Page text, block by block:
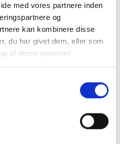
med vores partnere inden
og
kan kombinere disse
du har givet dem, eller som
af deres tjenester.
124,50DKK
249,00DKK
Du sparer:
124,50DKK
Model/varenr.:
Yellow